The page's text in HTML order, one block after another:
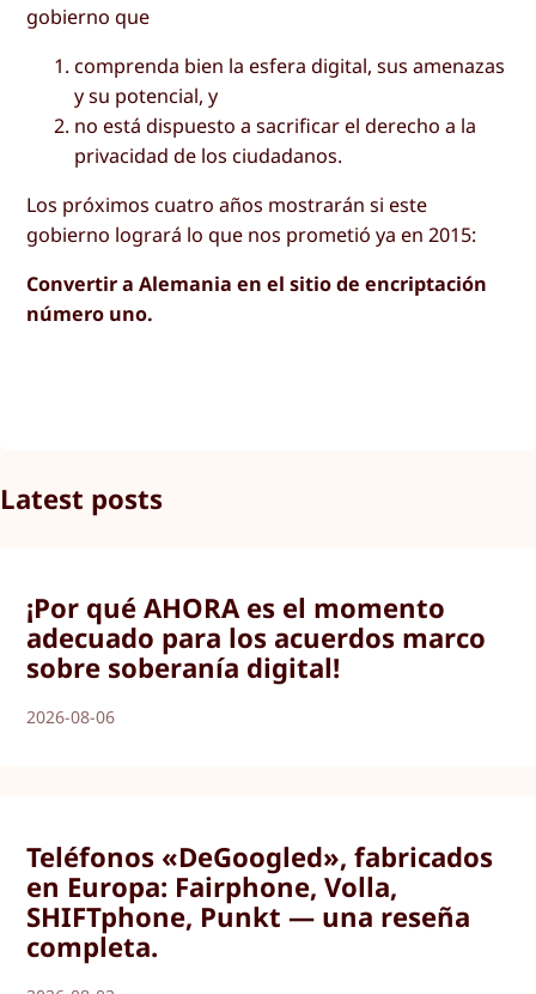
gobierno que
comprenda bien la esfera digital, sus amenazas
y su potencial, y
no está dispuesto a sacrificar el derecho a la
privacidad de los ciudadanos.
Los próximos cuatro años mostrarán si este
gobierno logrará lo que nos prometió ya en 2015:
Convertir a Alemania en el sitio de encriptación
número uno.
Latest posts
¡Por qué AHORA es el momento
adecuado para los acuerdos marco
sobre soberanía digital!
2026-08-06
Teléfonos «DeGoogled», fabricados
en Europa: Fairphone, Volla,
SHIFTphone, Punkt — una reseña
completa.